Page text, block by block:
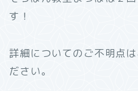
す！
詳細についてのご不明点
ださい。